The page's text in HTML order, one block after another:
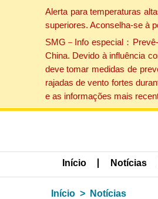
Alerta para temperaturas
superiores. Aconselha-se à
SMG－Info especial：
China. Devido à influência
deve tomar medidas de
rajadas de vento fortes
e as informações mais
Início Notícias
Início Notícias